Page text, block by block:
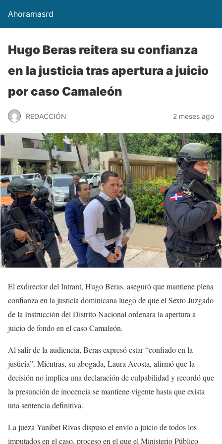
Ahoramasrd
Hugo Beras reitera su confianza
en la justicia tras apertura a juicio
por caso Camaleón
REDACCIÓN 2 meses ago
El exdirector del Intrant, Hugo Beras, aseguró que mantiene plena
confianza en la justicia dominicana luego de que el Sexto Juzgado
de la Instrucción del Distrito Nacional ordenara la apertura a
juicio de fondo en el caso Camaleón.
Al salir de la audiencia, Beras expresó estar “confiado en la
justicia”. Mientras, su abogada, Laura Acosta, afirmó que la
decisión no implica una declaración de culpabilidad y recordó que
la presunción de inocencia se mantiene vigente hasta que exista
una sentencia definitiva.
La jueza Yanibet Rivas dispuso el envío a juicio de todos los
imputados en el caso, proceso en el que el Ministerio Público